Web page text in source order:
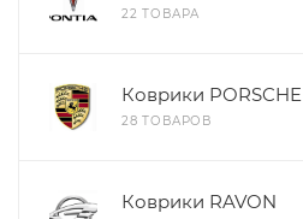
22 ТОВАРА
Коврики PORSCHE
28 ТОВАРОВ
Коврики RAVON